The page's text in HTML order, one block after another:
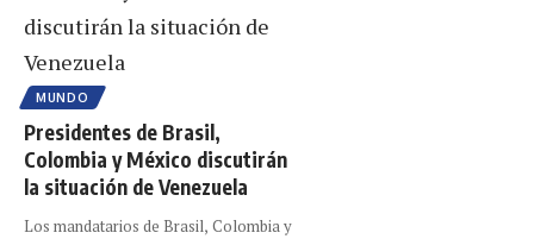
MUNDO
Presidentes de Brasil,
Colombia y México discutirán
la situación de Venezuela
Los mandatarios de Brasil, Colombia y